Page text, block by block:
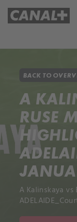
BACK TO
A
RUSE
A Kalinskaya